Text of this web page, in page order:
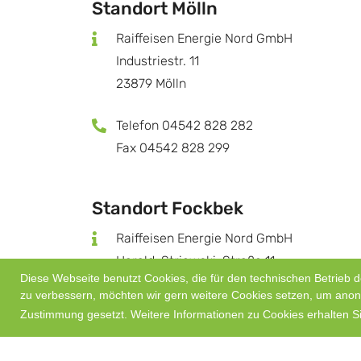
Diese Webseite benutzt Cookies, die für den technischen
zu verbessern, möchten wir gern weitere Cookies setzen, um
Zustimmung gesetzt. Weitere Informationen zu Cookies erhalten
Standort Mölln
Raiffeisen Energie Nord GmbH
Industriestr. 11
23879 Mölln
Telefon 04542 828 282
Fax 04542 828 299
Standort Fockbek
Raiffeisen Energie Nord GmbH
Harald-Striewski-Straße 11
24787 Fockbek